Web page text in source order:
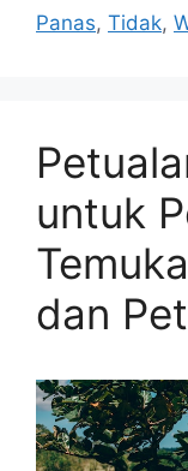
Panas, Tidak,
untuk
dan